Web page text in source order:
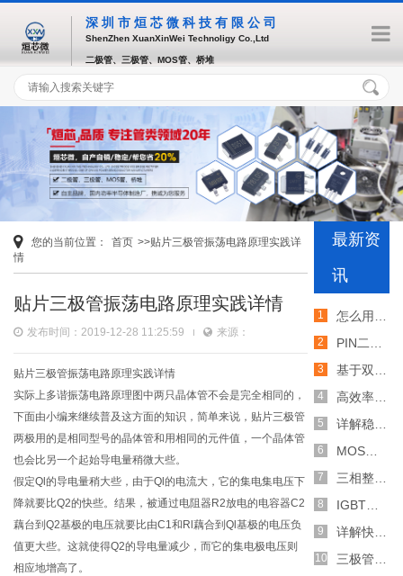
深圳市烜芯微科技有限公司
ShenZhen XuanXinWei Technoligy Co.,Ltd
二极管、三极管、MOS管、桥堆
您的当前位置： 首页 >>贴片三极管振荡电路原理实践详
情
贴片三极管振荡电路原理实践详情
发布时间：2019-12-28 11:25:59 来源：
贴片三极管振荡电路原理实践详情
实际上多谐振荡电路原理图中两只晶体管不会是完全相同的，
下面由小编来继续普及这方面的知识，简单来说，贴片三极管
两极用的是相同型号的晶体管和用相同的元件值，一个晶体管
也会比另一个起始导电量稍微大些。
假定Ql的导电量稍大些，由于Ql的电流大，它的集电集电压下
降就要比Q2的快些。结果，被通过电阻器R2放电的电容器C2
藕台到Q2基极的电压就要比由C1和Rl藕合到Ql基极的电压负
值更大些。这就使得Q2的导电量减少，而它的集电极电压则
相应地增高了。
最新资
讯
怎么用TVS二极管提高电路的抗突波能力
PIN二极管的电导调制机制和应用介绍
基于双MOS管的防反灌电路工作原理介绍
高效率整流二极管的特性和应用介绍
详解稳压二极管的关键特性和应用原理
MOS管选型关键因素分析,怎么选择合适的参数
三相整流电路分析,半波整流与全波整流的工作原理
IGBT三相全桥整流电路工作原理介绍
详解快恢复二极管,结构,特性和应用介绍
三极管和MOS管组合式开关电路分析